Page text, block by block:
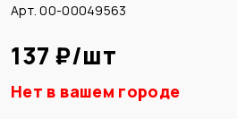
Арт. 00-00049563
137 ₽/шт
Нет в вашем городе